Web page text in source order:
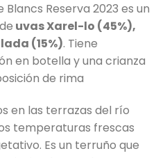
Reserva 2023 es un
uvas Xarel-lo (45%),
(15%). Tiene
en botella y una crianza
de rima
en las terrazas del río
temperaturas frescas
Es un terruño que